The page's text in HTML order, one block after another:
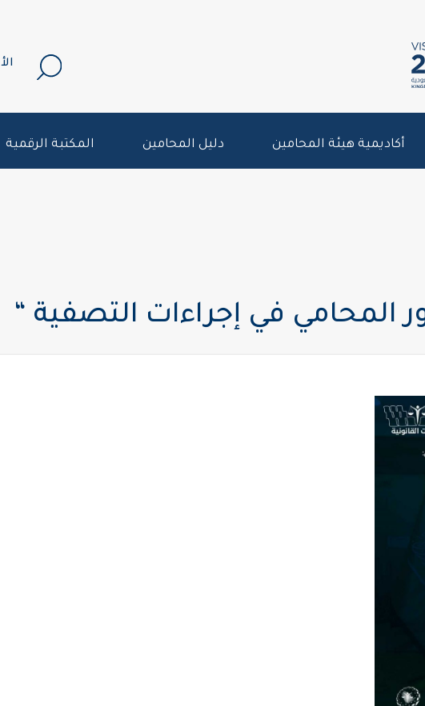
أكاديمية هيئة المحامين دليل المحامين المكتبة الرقمية
المحامي في إجراءات التصفية “